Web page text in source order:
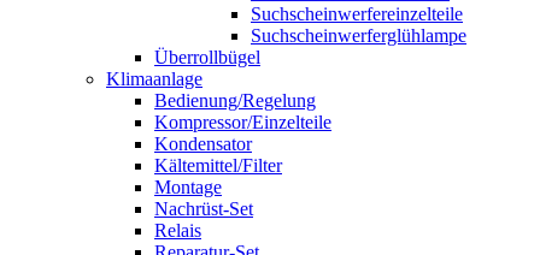
Suchscheinwerfereinzelteile
Suchscheinwerferglühlampe
Überrollbügel
Klimaanlage
Bedienung/Regelung
Kompressor/Einzelteile
Kondensator
Kältemittel/Filter
Montage
Nachrüst-Set
Relais